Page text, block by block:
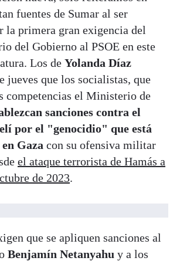
fuentes de Sumar al ser
la primera gran exigencia del
del Gobierno al PSOE en este
Los de Yolanda Díaz
jueves que los socialistas, que
competencias el Ministerio de
sanciones contra el
por el "genocidio" que está
Gaza con su ofensiva militar
el ataque terrorista de Hamás a
de 2023.
que se apliquen sanciones al
Benjamín Netanyahu y a los